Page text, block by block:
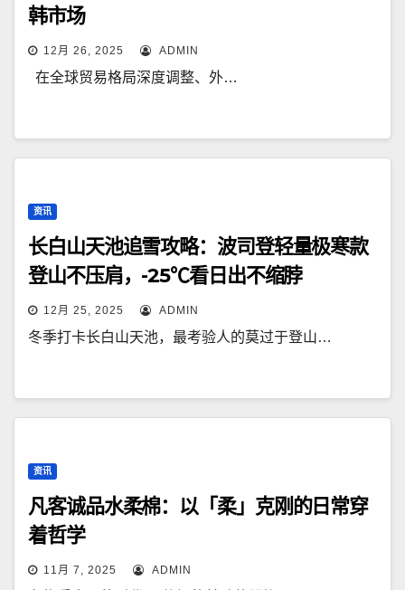
韩市场
12月 26, 2025 ADMIN
在全球贸易格局深度调整、外…
资讯
长白山天池追雪攻略：波司登轻量极寒款
登山不压肩，-25℃看日出不缩脖
12月 25, 2025 ADMIN
冬季打卡长白山天池，最考验人的莫过于登山…
资讯
凡客诚品水柔棉：以「柔」克刚的日常穿
着哲学
11月 7, 2025 ADMIN